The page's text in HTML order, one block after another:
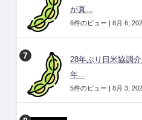
が真...
6件のビュー | 8月 6,
28年ぶり日米協調
年...
5件のビュー | 8月 3,